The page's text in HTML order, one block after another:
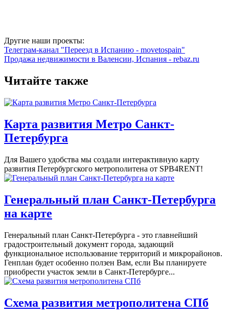
Другие наши проекты:
Телеграм-канал "Переезд в Испанию - movetospain"
Продажа недвижимости в Валенсии, Испания - rebaz.ru
Читайте также
Карта развития Метро Санкт-
Петербурга
Для Вашего удобства мы создали интерактивную карту
развития Петербургского метрополитена от SPB4RENT!
Генеральный план Санкт-Петербурга
на карте
Генеральный план Санкт-Петербурга - это главнейший
градостроительный документ города, задающий
функциональное использование территорий и микрорайонов.
Генплан будет особенно ползен Вам, если Вы планируете
приобрести участок земли в Санкт-Петербурге...
Схема развития метрополитена СПб